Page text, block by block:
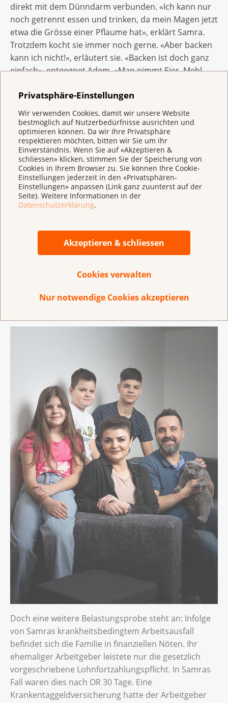
Privatsphäre-Einstellungen
Wir verwenden Cookies, damit wir unsere Website
bestmöglich auf Nutzerbedürfnisse ausrichten und
optimieren können. Da wir Ihre Privatsphäre
respektieren möchten, bitten wir Sie um ihr
Einverständnis. Wenn Sie auf «Akzeptieren &
schliessen» klicken, stimmen Sie der Speicherung von
Cookies in Ihrem Browser zu. Sie können Ihre Cookie-
Einstellungen jederzeit in den «Privatsphären-
Einstellungen» anpassen (Link ganz zuunterst auf der
Seite). Weitere Informationen in der
Datenschutzerklärung.
Akzeptieren & schliessen
Cookies verwalten
Nur notwendige Cookies akzeptieren
direkt mit dem Dünndarm verbunden. «Ich kann nur
noch getrennt essen und trinken, da mein Magen jetzt
etwa die Grösse einer Pflaume hat», erklärt Samra.
Trotzdem kocht sie immer noch gerne. «Aber backen
kann ich nicht!», erläutert sie. «Backen ist doch ganz
einfach», entgegnet Adem. «Man nimmt Eier, Mehl,
nicht nur um ihre Gesundheit, sondern auch um das
Wohlergehen ihrer Kinder Amir, Nadiya und Adem.
Verstehen sie, wie es ihrer Mutter geht? Wie
verkraften sie diese Extremsituation? Erzan klärt sie
über Samras Gesundheitszustand auf und macht
ihnen Mut: «Mama wird gut behandelt, sie schafft
das!» Die Kinder reagieren positiv. «Sie waren sehr
aufgeschlossen und verständnisvoll», erzählt Samra.
Magenkrebs nur 3% aller Krebstodesfälle pro Jahr
Doch eine weitere Belastungsprobe steht an: Infolge
von Samras krankheitsbedingtem Arbeitsausfall
befindet sich die Familie in finanziellen Nöten. Ihr
ehemaliger Arbeitgeber leistete nur die gesetzlich
vorgeschriebene Lohnfortzahlungspflicht. In Samras
Fall waren dies nach OR 30 Tage. Eine
Krankentaggeldversicherung hatte der Arbeitgeber